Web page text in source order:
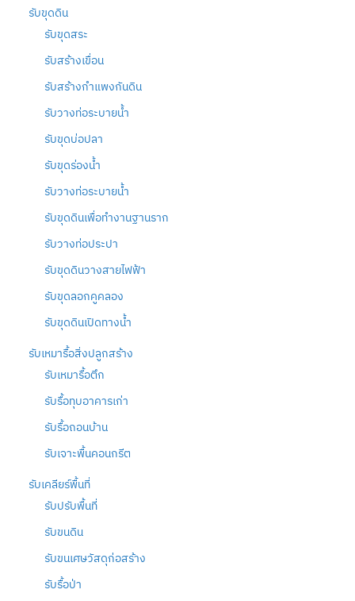
รับขุดดิน
รับขุดสระ
รับสร้างเขื่อน
รับสร้างกำแพงกันดิน
รับวางท่อระบายน้ำ
รับขุดบ่อปลา
รับขุดร่องน้ำ
รับวางท่อระบายน้ำ
รับขุดดินเพื่อทำงานฐานราก
รับวางท่อประปา
รับขุดดินวางสายไฟฟ้า
รับขุดลอกคูคลอง
รับขุดดินเปิดทางน้ำ
รับเหมารื้อสิ่งปลูกสร้าง
รับเหมารื้อตึก
รับรื้อทุบอาคารเก่า
รับรื้อถอนบ้าน
รับเจาะพื้นคอนกรีต
รับเคลียร์พื้นที่
รับปรับพื้นที่
รับขนดิน
รับขนเศษวัสดุก่อสร้าง
รับรื้อป่า